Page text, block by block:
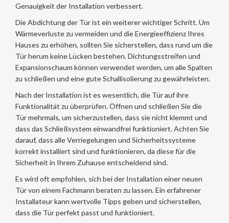
Genauigkeit der Installation verbessert.
Die Abdichtung der Tür ist ein weiterer wichtiger Schritt. Um
Wärmeverluste zu vermeiden und die Energieeffizienz Ihres
Hauses zu erhöhen, sollten Sie sicherstellen, dass rund um die
Tür herum keine Lücken bestehen. Dichtungsstreifen und
Expansionschaum können verwendet werden, um alle Spalten
zu schließen und eine gute Schallisolierung zu gewährleisten.
Nach der Installation ist es wesentlich, die Tür auf ihre
Funktionalität zu überprüfen. Öffnen und schließen Sie die
Tür mehrmals, um sicherzustellen, dass sie nicht klemmt und
dass das Schließsystem einwandfrei funktioniert. Achten Sie
darauf, dass alle Verriegelungen und Sicherheitssysteme
korrekt installiert sind und funktionieren, da diese für die
Sicherheit in Ihrem Zuhause entscheidend sind.
Es wird oft empfohlen, sich bei der Installation einer neuen
Tür von einem Fachmann beraten zu lassen. Ein erfahrener
Installateur kann wertvolle Tipps geben und sicherstellen,
dass die Tür perfekt passt und funktioniert.